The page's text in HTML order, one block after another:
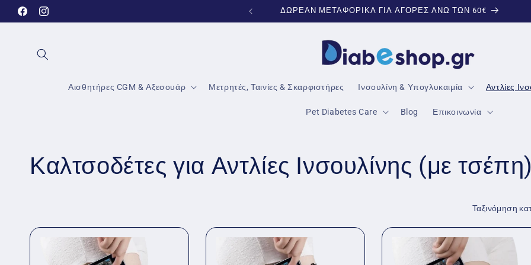
μετάβαση
στοFacebookInstagram
ΕΞΕΙΔΙΚΕΥΜΕΝΑ ΠΡΟΪΟΝΤΑ ΓΙΑ ΤΟΝ ΔΙΑΒΗΤΗ
Αισθητήρες CGM & Αξεσουάρ Μετρητές, Ταινίες & Σκαρφιστήρες Ινσουλίνη & Υπογλυκαιμία Αντλίες
Pet Diabetes Care Blog Επικοινωνία
Σ
λ
Καλτσοδέτες για Αντλίες Ινσουλίνης (με τσέπη)
Ταξινόμηση